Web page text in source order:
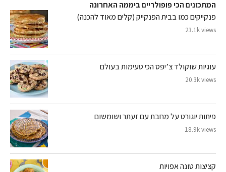
המתכונים הכי פופולריים ביממה האחרונה
פנקייקים כמו בבית הפנקייק (קלים מאוד להכנה)
23.1k views
עוגיות שוקולד צ’יפס הכי טעימות בעולם
20.3k views
פיתות יוגורט על מחבת עם זעתר ושומשום
18.9k views
קציצות טונה אפויות